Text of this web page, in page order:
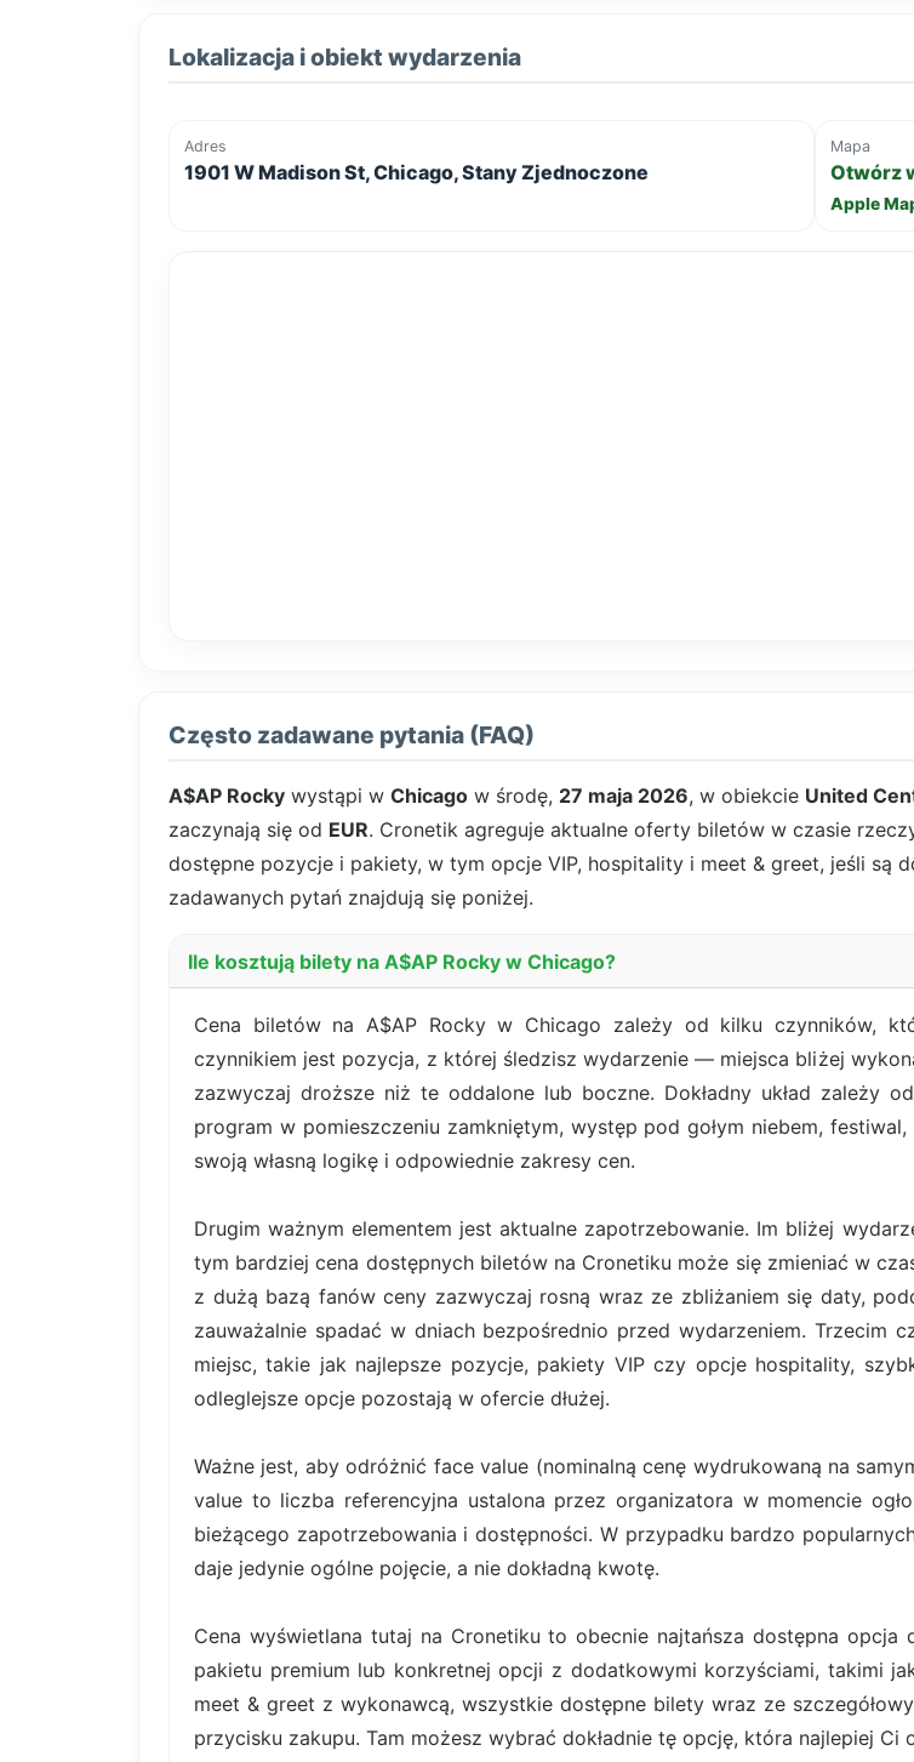
Lokalizacja i obiekt wydarzenia
Adres
1901 W Madison St, Chicago, Stany Zjednoczone
Mapa
Otwórz
Apple
Często zadawane pytania (FAQ)
A$AP Rocky wystąpi w Chicago w środę, 27 maja 2026, w obiekcie United
zaczynają się od EUR. Cronetik agreguje aktualne oferty biletów w czasie
dostępne pozycje i pakiety, w tym opcje VIP, hospitality i meet & greet, jeśli są
zadawanych pytań znajdują się poniżej.
Ile kosztują bilety na A$AP Rocky w Chicago?
Cena biletów na A$AP Rocky w Chicago zależy od kilku czynników,
czynnikiem jest pozycja, z której śledzisz wydarzenie — miejsca bliżej
zazwyczaj droższe niż te oddalone lub boczne. Dokładny układ zależy
program w pomieszczeniu zamkniętym, występ pod gołym niebem,
swoją własną logikę i odpowiednie zakresy cen.
Drugim ważnym elementem jest aktualne zapotrzebowanie. Im bliżej
tym bardziej cena dostępnych biletów na Cronetiku może się zmieniać w
z dużą bazą fanów ceny zazwyczaj rosną wraz ze zbliżaniem się daty,
zauważalnie spadać w dniach bezpośrednio przed wydarzeniem.
miejsc, takie jak najlepsze pozycje, pakiety VIP czy opcje hospitality,
odleglejsze opcje pozostają w ofercie dłużej.
Ważne jest, aby odróżnić face value (nominalną cenę wydrukowaną na
value to liczba referencyjna ustalona przez organizatora w momencie
bieżącego zapotrzebowania i dostępności. W przypadku bardzo
daje jedynie ogólne pojęcie, a nie dokładną kwotę.
Cena wyświetlana tutaj na Cronetiku to obecnie najtańsza dostępna
pakietu premium lub konkretnej opcji z dodatkowymi korzyściami, takimi
meet & greet z wykonawcą, wszystkie dostępne bilety wraz ze
przycisku zakupu. Tam możesz wybrać dokładnie tę opcję, która najlepiej Ci